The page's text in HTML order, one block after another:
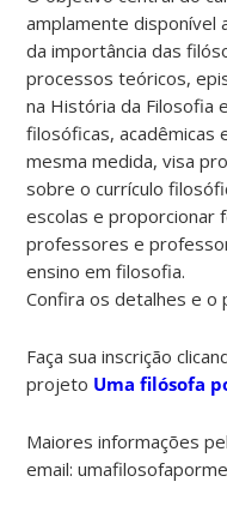
amplamente disponível
da importância das
processos teóricos,
na História da Filosofia
filosóficas, acadêmicas
mesma medida, visa
sobre o currículo
escolas e proporcionar
professores e
ensino em filosofia.
Confira os detalhes e
Faça sua inscrição
projeto Uma filósofa
Maiores informações
email: